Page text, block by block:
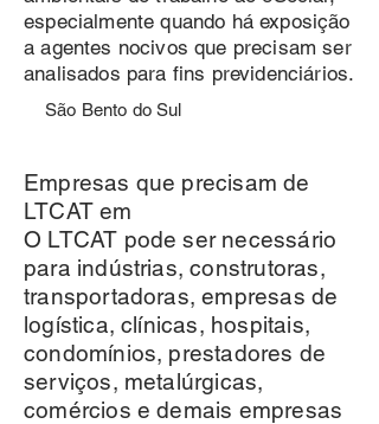
especialmente quando há exposição
a agentes nocivos que precisam ser
analisados para fins previdenciários.
São Bento do Sul
Empresas que precisam de
LTCAT em
O LTCAT pode ser necessário
para indústrias, construtoras,
transportadoras, empresas de
logística, clínicas, hospitais,
condomínios, prestadores de
serviços, metalúrgicas,
comércios e demais empresas